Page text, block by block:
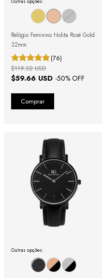
Relógio Feminino Nolita Rosé Gold
32mm
(76)
$59.66 USD -50% OFF
$119.32 USD
Outras opções: